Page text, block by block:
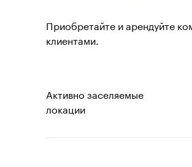
Приобретайте и арендуйте
клиентами.
Активно заселяемые
локации